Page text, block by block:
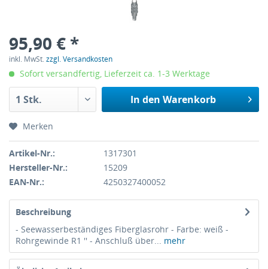
95,90 € *
inkl. MwSt.zzgl. Versandkosten
Sofort versandfertig, Lieferzeit ca. 1-3 Werktage
In den Warenkorb
Merken
Artikel-Nr.:
1317301
Hersteller-Nr.:
15209
EAN-Nr.:
4250327400052
Beschreibung
- Seewasserbeständiges Fiberglasrohr - Farbe: weiß -
Rohrgewinde R1 '' - Anschluß über... mehr